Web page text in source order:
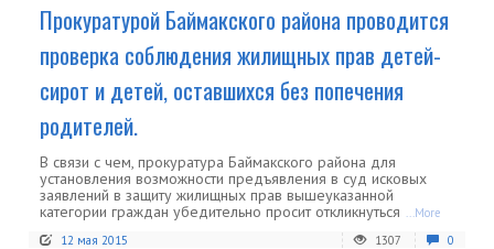
Прокуратурой Баймакского района проводится
проверка соблюдения жилищных прав детей-
сирот и детей, оставшихся без попечения
родителей.
В связи с чем, прокуратура Баймакского района для
установления возможности предъявления в суд исковых
заявлений в защиту жилищных прав вышеуказанной
категории граждан убедительно просит откликнуться ...More
12 мая 2015
1307 0